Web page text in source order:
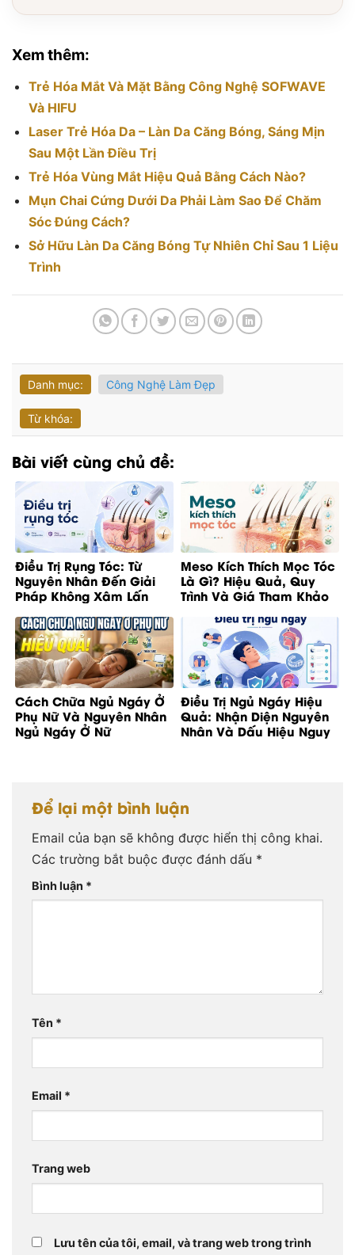
Xem thêm:
Trẻ Hóa Mắt Và Mặt Bằng Công Nghệ SOFWAVE
Và HIFU
Laser Trẻ Hóa Da – Làn Da Căng Bóng, Sáng Mịn
Sau Một Lần Điều Trị
Trẻ Hóa Vùng Mắt Hiệu Quả Bằng Cách Nào?
Mụn Chai Cứng Dưới Da Phải Làm Sao Để Chăm
Sóc Đúng Cách?
Sở Hữu Làn Da Căng Bóng Tự Nhiên Chỉ Sau 1 Liệu
Trình
Danh mục: Công Nghệ Làm Đẹp
Từ khóa:
Bài viết cùng chủ đề:
Điều Trị Rụng Tóc: Từ
Nguyên Nhân Đến Giải
Pháp Không Xâm Lấn
Meso Kích Thích Mọc Tóc
Là Gì? Hiệu Quả, Quy
Trình Và Giá Tham Khảo
Cách Chữa Ngủ Ngáy Ở
Phụ Nữ Và Nguyên Nhân
Ngủ Ngáy Ở Nữ
Điều Trị Ngủ Ngáy Hiệu
Quả: Nhận Diện Nguyên
Nhân Và Dấu Hiệu Nguy
Để lại một bình luận
Email của bạn sẽ không được hiển thị công khai.
Các trường bắt buộc được đánh dấu *
Bình luận *
Tên *
Email *
Trang web
Lưu tên của tôi, email, và trang web trong trình